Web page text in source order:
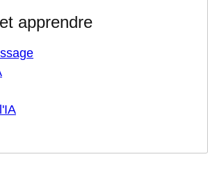
apprendre